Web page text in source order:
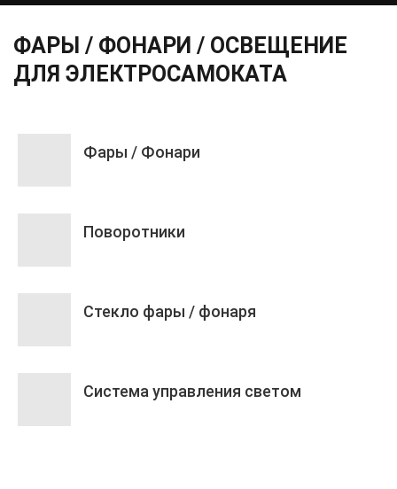
ФАРЫ / ФОНАРИ / ОСВЕЩЕНИЕ
ДЛЯ ЭЛЕКТРОСАМОКАТА
Фары / Фонари
Поворотники
Стекло фары / фонаря
Система управления светом